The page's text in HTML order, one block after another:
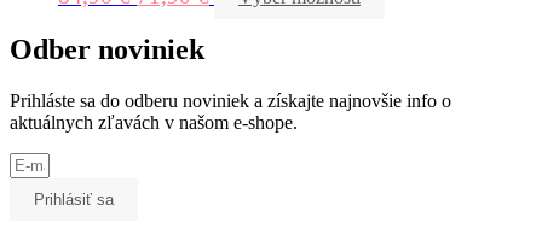
Odber noviniek
Prihláste sa do odberu noviniek a získajte najnovšie info o
aktuálnych zľavách v našom e-shope.
Prihlásiť sa